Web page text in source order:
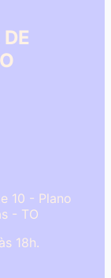
10 - Plano
- TO
18h.